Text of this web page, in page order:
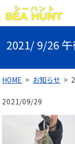
2021/ 9/26
HOME お知らせ
2021/09/29